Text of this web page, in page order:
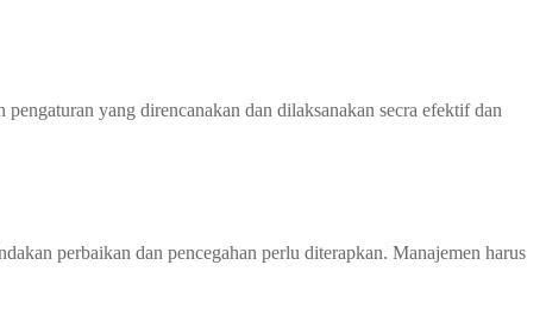
yang direncanakan dan dilaksanakan secra efektif dan
perbaikan dan pencegahan perlu diterapkan. Manajemen harus